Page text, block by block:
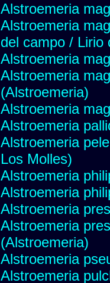
Alstroemeria
Alstroemeria
del campo / Lirio
Alstroemeria
Alstroemeria
(Alstroemeria)
Alstroemeria
Alstroemeria
Alstroemeria
Los Molles)
Alstroemeria
Alstroemeria
Alstroemeria
Alstroemeria
(Alstroemeria)
Alstroemeria
Alstroemeria